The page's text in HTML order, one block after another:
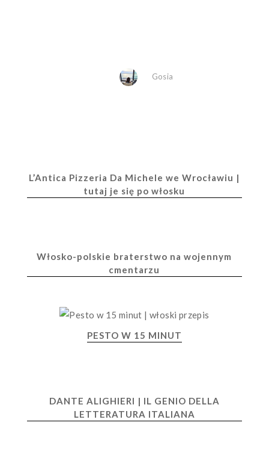
Gosia
L’Antica Pizzeria Da Michele we Wrocławiu |
tutaj je się po włosku
Włosko-polskie braterstwo na wojennym
cmentarzu
PESTO W 15 MINUT
DANTE ALIGHIERI | IL GENIO DELLA
LETTERATURA ITALIANA